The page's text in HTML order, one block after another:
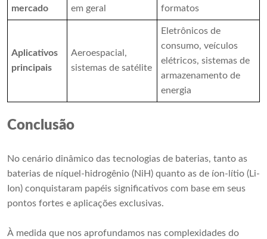
mercado
em geral
formatos
Aplicativos
principais
Aeroespacial,
sistemas de satélite
Eletrônicos de
consumo, veículos
elétricos, sistemas de
armazenamento de
energia
Conclusão
No cenário dinâmico das tecnologias de baterias, tanto as
baterias de níquel-hidrogênio (NiH) quanto as de íon-lítio (Li-
Ion) conquistaram papéis significativos com base em seus
pontos fortes e aplicações exclusivas.
À medida que nos aprofundamos nas complexidades do